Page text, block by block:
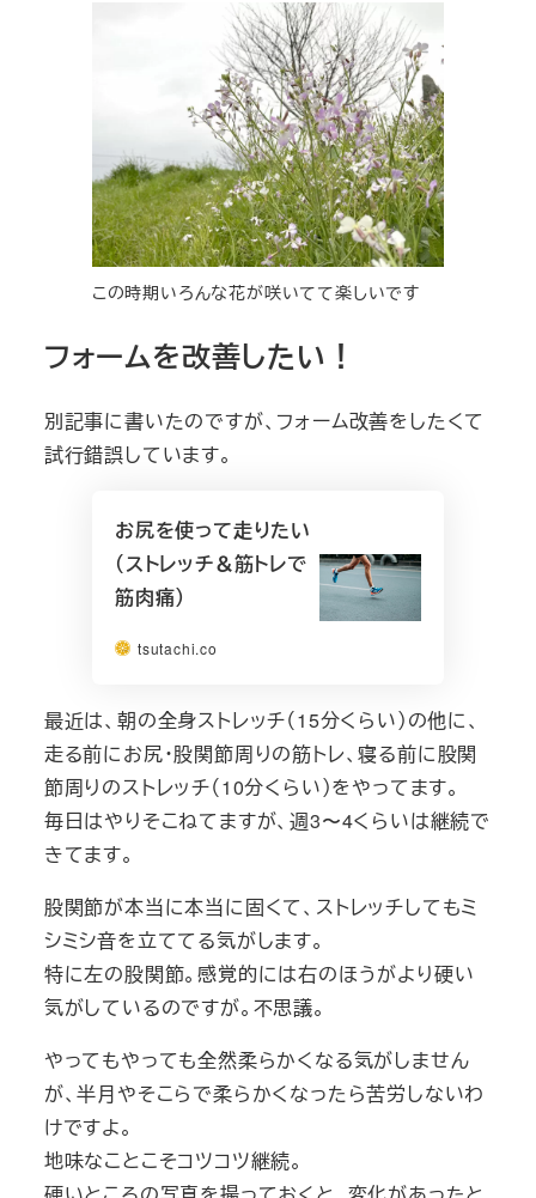
この時期いろんな花が咲いてて楽しいです
フォームを改善したい！
別記事に書いたのですが、フォーム改善をしたくて
試行錯誤しています。
お尻を使って走りたい
（ストレッチ＆筋トレで
筋肉痛）
tsutachi.co
最近は、朝の全身ストレッチ（15分くらい）の他に、
走る前にお尻・股関節周りの筋トレ、寝る前に股関
節周りのストレッチ（10分くらい）をやってます。
毎日はやりそこねてますが、週3〜4くらいは継続で
きてます。
股関節が本当に本当に固くて、ストレッチしてもミ
シミシ音を立ててる気がします。
特に左の股関節。感覚的には右のほうがより硬い
気がしているのですが。不思議。
やってもやっても全然柔らかくなる気がしません
が、半月やそこらで柔らかくなったら苦労しないわ
けですよ。
地味なことこそコツコツ継続。